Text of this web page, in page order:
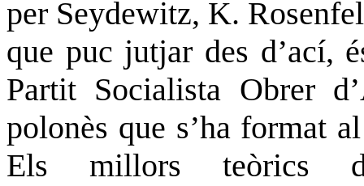
per Seydewitz, K.
que puc jutjar des d’ací,
Partit Socialista Obrer
polonès que s’ha format
Els millors teòrics